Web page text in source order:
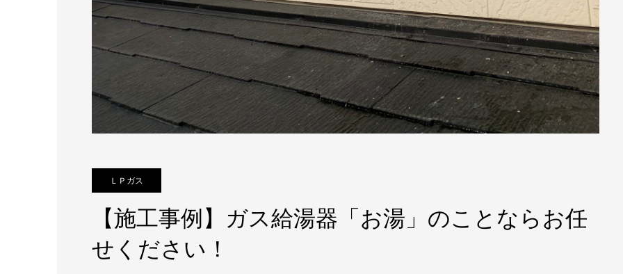
ＬＰガス
【施工事例】ガス給湯器「お湯」のことならお任
せください！